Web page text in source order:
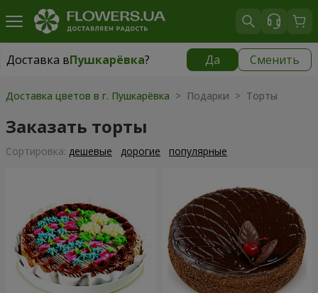
Доставка вПушкарёвка? Да Сменить
Доставка вПушкарёвка|
Доставка цветов в г. Пушкарёвка > Подарки > Торты
Заказать торты
Cортировка: дешевые дорогие популярные